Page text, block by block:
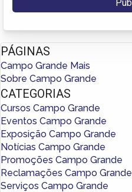
PÁGINAS
Campo Grande Mais
Sobre Campo Grande
CATEGORIAS
Cursos Campo Grande
Eventos Campo Grande
Exposição Campo Grande
Notícias Campo Grande
Promoções Campo Grande
Reclamações Campo Grande
Serviços Campo Grande